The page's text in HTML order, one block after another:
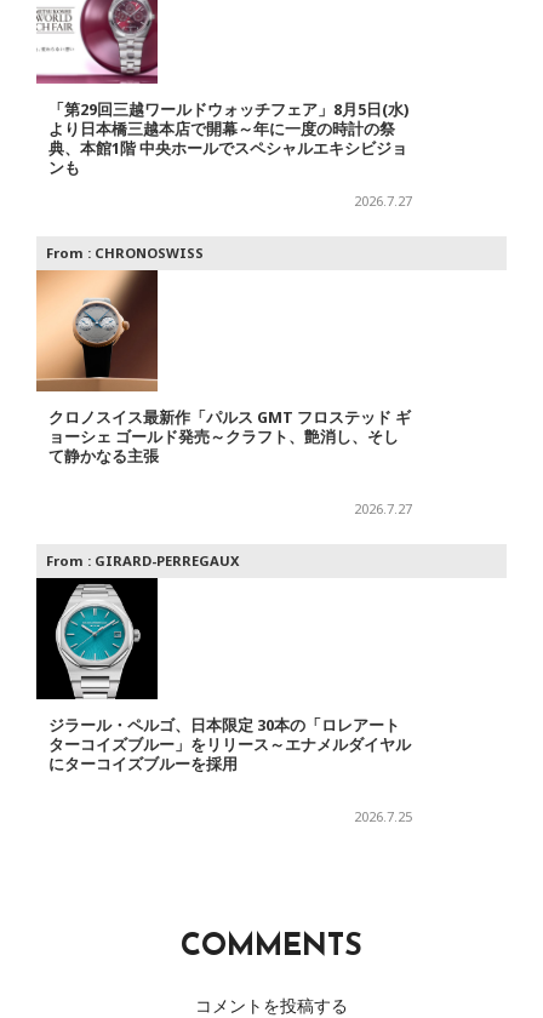
「第29回三越ワールドウォッチフェア」8月5日(水)
より日本橋三越本店で開幕～年に一度の時計の祭
典、本館1階 中央ホールでスペシャルエキシビジョ
ンも
2026.7.27
From : CHRONOSWISS
クロノスイス最新作「パルス GMT フロステッド ギ
ョーシェ ゴールド発売～クラフト、艶消し、そし
て静かなる主張
2026.7.27
From : GIRARD-PERREGAUX
ジラール・ペルゴ、日本限定 30本の「ロレアート
ターコイズブルー」をリリース～エナメルダイヤル
にターコイズブルーを採用
2026.7.25
COMMENTS
コメントを投稿する